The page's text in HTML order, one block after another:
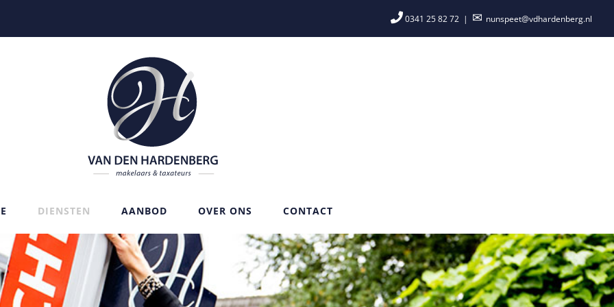
0341 25 82 72 | nunspeet@vdhardenberg.nl
DIENSTEN AANBOD OVER ONS CONTACT